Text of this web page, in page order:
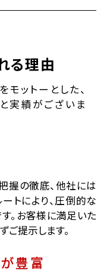
る理由
モットーとした、
実績がございま
握の徹底、他社には
トにより、圧倒的な
。お客様に満足いた
提示します。
豊富